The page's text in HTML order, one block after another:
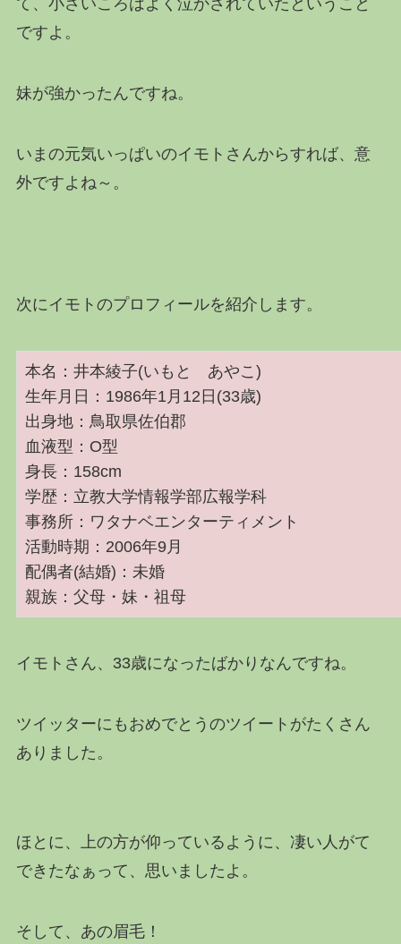
て、小さいころはよく泣かされていたということ
ですよ。
妹が強かったんですね。
いまの元気いっぱいのイモトさんからすれば、意
外ですよね～。
次にイモトのプロフィールを紹介します。
本名：井本綾子(いもと あやこ)
生年月日：1986年1月12日(33歳)
出身地：鳥取県佐伯郡
血液型：O型
身長：158cm
学歴：立教大学情報学部広報学科
事務所：ワタナベエンターティメント
活動時期：2006年9月
配偶者(結婚)：未婚
親族：父母・妹・祖母
イモトさん、33歳になったばかりなんですね。
ツイッターにもおめでとうのツイートがたくさん
ありました。
ほとに、上の方が仰っているように、凄い人がて
できたなぁって、思いましたよ。
そして、あの眉毛！